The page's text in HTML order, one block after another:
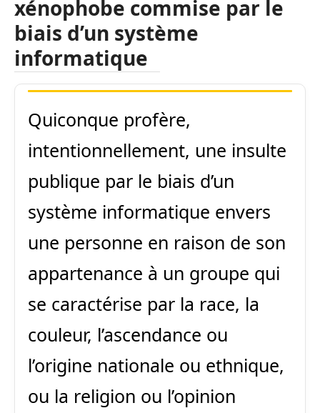
xénophobe commise par le
biais d’un système
informatique
Quiconque profère,
intentionnellement, une insulte
publique par le biais d’un
système informatique envers
une personne en raison de son
appartenance à un groupe qui
se caractérise par la race, la
couleur, l’ascendance ou
l’origine nationale ou ethnique,
ou la religion ou l’opinion